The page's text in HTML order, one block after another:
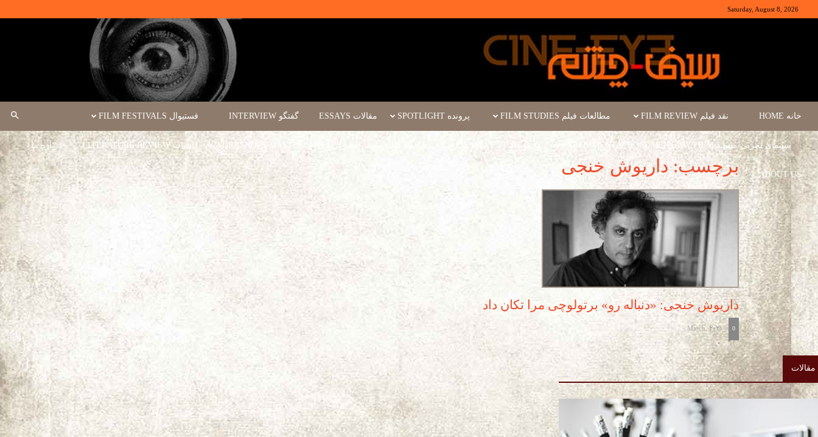
Saturday, August 8, 2026
خانه HOME نقد فیلم FILM REVIEW مطالعات فیلم FILM STUDIES پرونده SPOTLIGHT مقالات ESSAYS گفتگو INTERVIEW فستیوال FILM FESTIVALS
سینمای تجربی/مستند EXPERIMENTA/ DOCUMENTARY FILM رویداد FILM EVENT کارگاه فیلم سینما چشم WORKSHOPS/MASTERCLASSES ادبیات LITERATURE REVIEW درباره ما
ABOUT US برچسب: داریوش خنجی
داریوش خنجی: «دنباله رو» برتولوچی مرا تکان داد
-
March, 2021 0
مقالات